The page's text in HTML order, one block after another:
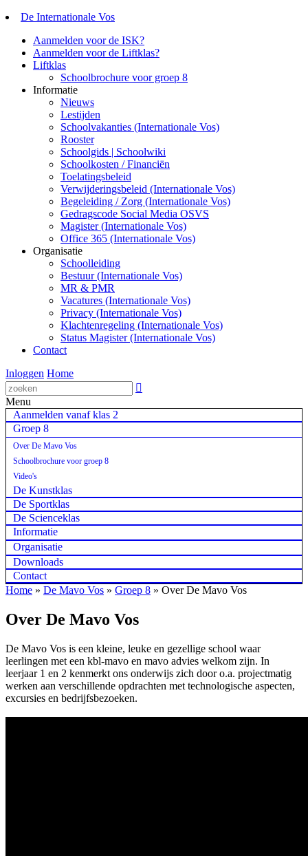
De Internationale Vos
Aanmelden voor de ISK?
Aanmelden voor de Liftklas?
Liftklas
Schoolbrochure voor groep 8
Informatie
Nieuws
Lestijden
Schoolvakanties (Internationale Vos)
Rooster
Schoolgids | Schoolwiki
Schoolkosten / Financiën
Toelatingsbeleid
Verwijderingsbeleid (Internationale Vos)
Begeleiding / Zorg (Internationale Vos)
Gedragscode Social Media OSVS
Magister (Internationale Vos)
Office 365 (Internationale Vos)
Organisatie
Schoolleiding
Bestuur (Internationale Vos)
MR & PMR
Vacatures (Internationale Vos)
Privacy (Internationale Vos)
Klachtenregeling (Internationale Vos)
Status Magister (Internationale Vos)
Contact
Inloggen Home

Menu
Aanmelden vanaf klas 2
Groep 8
Over De Mavo Vos
Schoolbrochure voor groep 8
Video's
De Kunstklas
De Sportklas
De Scienceklas
Informatie
Organisatie
Downloads
Contact
Home » De Mavo Vos » Groep 8 » Over De Mavo Vos
Over De Mavo Vos
De Mavo Vos is een kleine, leuke en gezellige school waar
leerlingen met een kbl-mavo en mavo advies welkom zijn. In
leerjaar 1 en 2 kenmerkt ons onderwijs zich door o.a. projectmatig
werken aan verschillende opdrachten met technologische aspecten,
excursies en bedrijfsbezoeken.